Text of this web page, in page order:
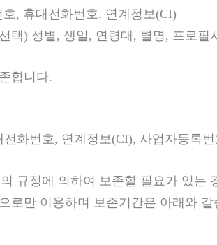
, 휴대전화번호, 연계정보(CI)
택) 성별, 생일, 연령대, 별명, 프로필
합니다.
화번호, 연계정보(CI), 사업자등록
규정에 의하여 보존할 필요가 있는
로만 이용하며 보존기간은 아래와 같